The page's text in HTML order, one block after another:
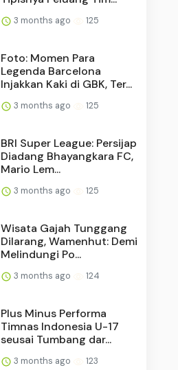
3 months ago 125
Foto: Momen Para
Legenda Barcelona
Injakkan Kaki di GBK, Ter...
3 months ago 125
BRI Super League: Persijap
Diadang Bhayangkara FC,
Mario Lem...
3 months ago 125
Wisata Gajah Tunggang
Dilarang, Wamenhut: Demi
Melindungi Po...
3 months ago 124
Plus Minus Performa
Timnas Indonesia U-17
seusai Tumbang dar...
3 months ago 123